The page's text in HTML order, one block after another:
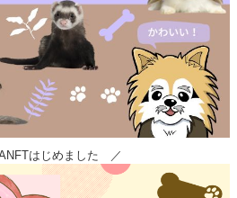
はじめました ／